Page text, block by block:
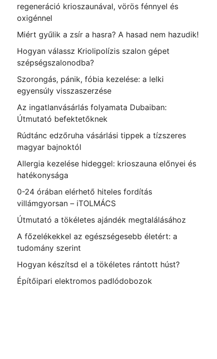
regeneráció krioszaunával, vörös fénnyel és
oxigénnel
Miért gyűlik a zsír a hasra? A hasad nem hazudik!
Hogyan válassz Kriolipolízis szalon gépet
szépségszalonodba?
Szorongás, pánik, fóbia kezelése: a lelki
egyensúly visszaszerzése
Az ingatlanvásárlás folyamata Dubaiban:
Útmutató befektetőknek
Rúdtánc edzőruha vásárlási tippek a tízszeres
magyar bajnoktól
Allergia kezelése hideggel: krioszauna előnyei és
hatékonysága
0-24 órában elérhető hiteles fordítás
villámgyorsan – iTOLMÁCS
Útmutató a tökéletes ajándék megtalálásához
A főzelékekkel az egészségesebb életért: a
tudomány szerint
Hogyan készítsd el a tökéletes rántott húst?
Építőipari elektromos padlódobozok